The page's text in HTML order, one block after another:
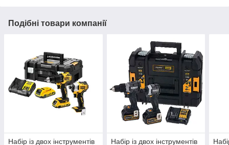
Подібні товари компанії
Набір із двох інструментів
Набір із двох інструментів